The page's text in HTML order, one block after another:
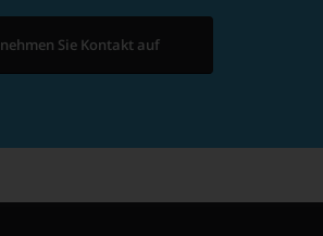
nehmen Sie Kontakt auf